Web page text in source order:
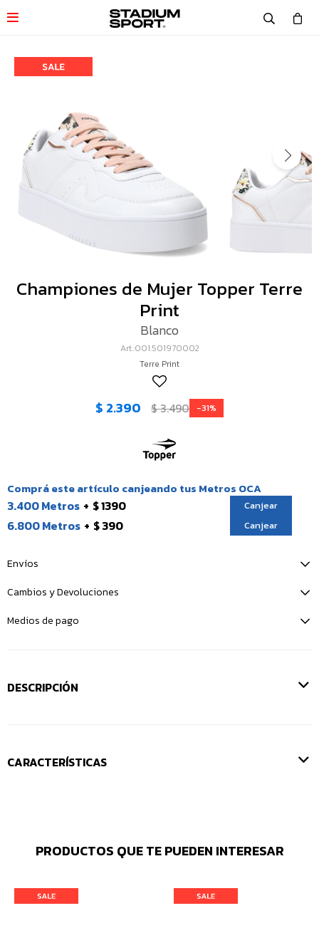

Championes de Mujer Topper Terre
Print
Blanco
001.501970002
Terre Print
$ 2.390 $3.490 31
Comprá este artículo canjeando tus Metros OCA
3.400 Metros $ 1390 Canjear
6.800 Metros $ 390 Canjear
Envíos
Cambios y Devoluciones
Medios de pago
DESCRIPCIÓN
CARACTERÍSTICAS
PRODUCTOS QUE TE PUEDEN INTERESAR